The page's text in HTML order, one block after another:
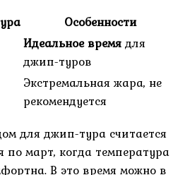
Особенности
Идеальное времядля
джип-туров
Экстремальная жара, не
рекомендуется
для джип-тура считается
по март, когда температура
В это время можно в